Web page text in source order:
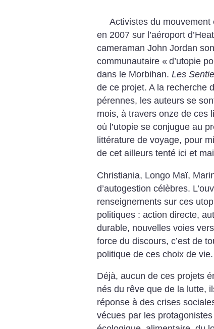
Activistes du
en 2007 sur l’aéroport
cameraman John Jordan
communautaire « d’utopie
dans le Morbihan. Les
de ce projet. A la recherche
pérennes, les auteurs se
mois, à travers onze de ces
où l’utopie se conjugue au
littérature de voyage, pour
de cet ailleurs tenté ici et
Christiania, Longo Maï,
d’autogestion célèbres.
renseignements sur ces
politiques : action directe,
durable, nouvelles voies
force du discours, c’est de
politique de ces choix de vie.
Déjà, aucun de ces projets
nés du rêve que de la lutte,
réponse à des crises
vécues par les